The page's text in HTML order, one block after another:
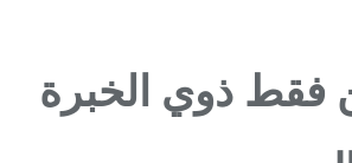
فقط ذوي الخبرة